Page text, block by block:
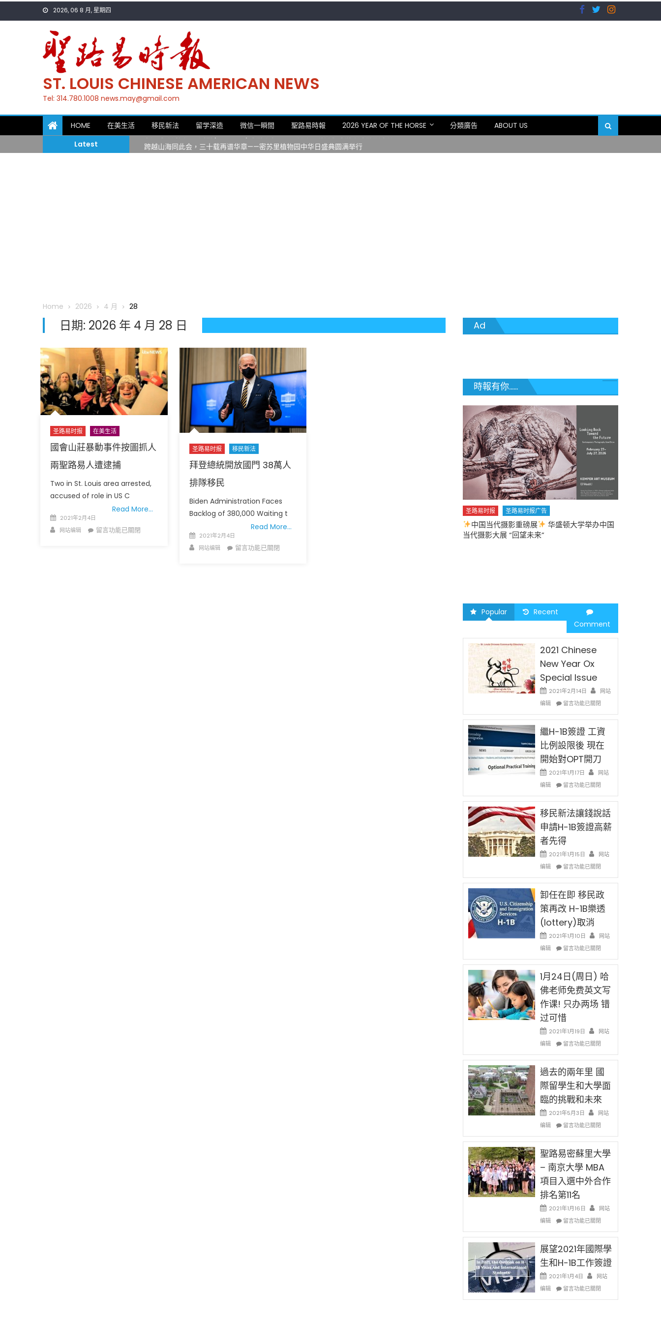
2026, 06 8 月, 星期四
ST. LOUIS CHINESE AMERICAN NEWS
Tel: 314.780.1008 news.may@gmail.com
HOME 在美生活 移民新法 留学深造 微信一瞬間 聖路易時報 2026 YEAR OF THE HORSE 分類廣告
ABOUT US
Latest
一晃三十年，初夏又相逢。中华日，等你来赴约 —— 密苏里植物园“中华日三十周年特别报道（五）
筝声与琴韵交汇：刘励(Li Statler)与钢琴家Darek演绎一场古筝与钢琴的精彩对话
跨越山海同此会，三十载再谱华章——密苏里植物园中华日盛典圆满举行
Home 2026 4 月 28
日期: 2026 年 4 月 28 日
圣路易时报 在美生活
國會山莊暴動事件按圖抓人
兩聖路易人遭逮捕
Two in St. Louis area arrested,
accused of role in US C
Read More…
Posted
on
2021年2月4日
Author
网站编辑
在
留言功能已關閉
圣路易时报 移民新法
拜登總統開放國門 38萬人
排隊移民
Biden Administration Faces
Backlog of 380,000 Waiting t
Read More…
Posted
on
2021年2月4日
Author
网站编辑
在
留言功能已關閉
Ad
時報有你......
免费健康检查 无需预约 免费赠送血压计供符合
条件者使用 欢迎参加索取! 4月18日星期六 上午
圣路易时报 圣路易时报广告
中国当代摄影重磅展
华盛顿大学举办中国
当代摄影大展 “回望未来”
Popular
Recent
Comment
2021 Chinese
New Year Ox
Special Issue
2021年2月14日
网站
编辑
在
Chinese
New
Year
Ox
Special
中
留言功能已關閉
繼H-1B簽證 工資
比例設限後 現在
開始對OPT開刀
2021年1月17日
网站
编辑
在
H-
1B
簽
證
工
比
例
設
限
後
現
在
開
始
OPT
開
中
留言功能已關閉
移民新法讓錢說話
申請H-1B簽證高薪
者先得
2021年1月15日
网站
编辑
在
民
新
法
讓
錢
話
申
請
H-
1B
簽
證
高
薪
者
先
得〉
留言功能已關閉
卸任在即 移民政
策再改 H-1B樂透
(lottery)取消
2021年1月10日
网站
编辑
在
任
在
即
移
民
政
策
再
改
H-
1B
樂
透
(lottery)
取
消〉
中
留言功能已關閉
1月24日(周日) 哈
佛老师免费英文写
作课! 只办两场 错
过可惜
2021年1月19日
网站
编辑
在
月
24
日
(周
日)
佛
老
师
免
费
英
文
写
作
课!
只
办
场
错
可
惜〉
中
留言功能已關閉
過去的兩年里 國
際留學生和大學面
臨的挑戰和未來
2021年5月3日
网站
编辑
在
去
的
兩
年
里
國
際
留
學
生
和
大
學
面
臨
挑
戰
留言功能已關閉
聖路易密蘇里大學
– 南京大學 MBA
項目入選中外合作
排名第11名
2021年1月16日
网站
编辑
在
路
易
蘇
里
大
學
–
留言功能已關閉
展望2021年國際學
生和H-1B工作簽證
2021年1月4日
网站
编辑
在
留言功能已關閉